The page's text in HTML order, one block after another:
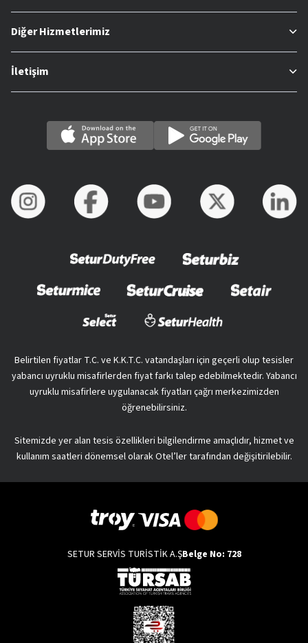
Diğer Hizmetlerimiz
İletişim
Belirtilen fiyatlar T.C. ve K.K.T.C. vatandaşları için geçerli olup tesisler
yabancı uyruklu misafirlerden fiyat farkı talep edebilmektedir. Yabancı
uyruklu misafirlere uygulanacak fiyatları çağrı merkezimizden
öğrenebilirsiniz.
Sitemizde yer alan tesis özellikleri bilgilendirme amaçlıdır, hizmet ve
kullanım saatleri dönemsel olarak Otel’ler tarafından değişitirilebilir.
SETUR SERVİS TURİSTİK A.ŞBelge No: 728